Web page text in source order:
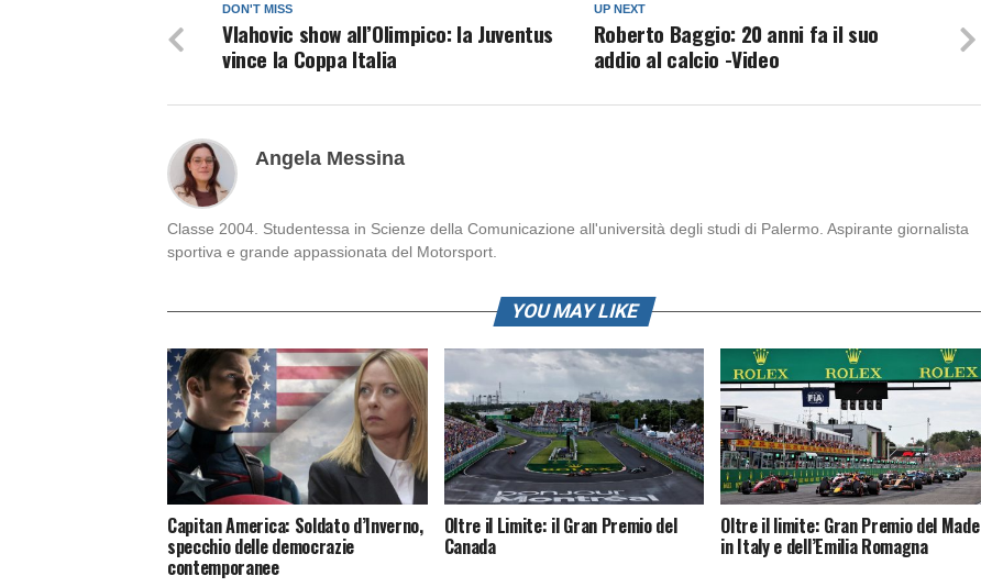
UP NEXT
Roberto Baggio: 20 anni fa il suo
addio al calcio -Video
DON'T MISS
Vlahovic show all’Olimpico: la Juventus
vince la Coppa Italia
Angela Messina
Classe 2004. Studentessa in Scienze della Comunicazione all'università degli studi di Palermo. Aspirante giornalista
sportiva e grande appassionata del Motorsport.
YOU MAY LIKE
Capitan America: Soldato d’Inverno,
specchio delle democrazie
contemporanee
Oltre il Limite: il Gran Premio del
Canada
Oltre il limite: Gran Premio del Made
in Italy e dell’Emilia Romagna